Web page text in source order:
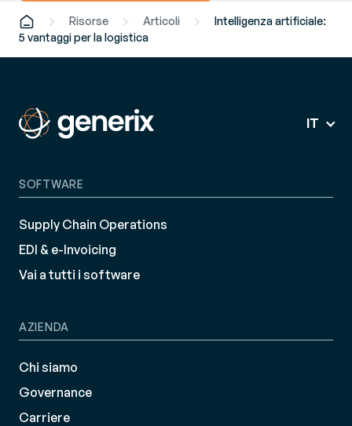
Risorse Articoli
Intelligenza artificiale:
5 vantaggi per la logistica
IT
SOFTWARE
Supply Chain Operations
EDI & e-Invoicing
Vai a tutti i software
AZIENDA
Chi siamo
Governance
Carriere